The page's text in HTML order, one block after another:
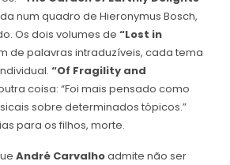
num quadro de Hieronymus Bosch,
Os dois volumes de “Lost in
de palavras intraduzíveis, cada tema
“Of Fragility and
coisa: “Foi mais pensado como
sobre determinados tópicos.”
para os filhos, morte.
André Carvalhoadmite não ser